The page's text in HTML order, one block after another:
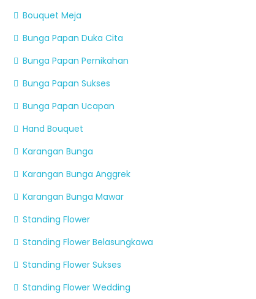
Bouquet Meja
Bunga Papan Duka Cita
Bunga Papan Pernikahan
Bunga Papan Sukses
Bunga Papan Ucapan
Hand Bouquet
Karangan Bunga
Karangan Bunga Anggrek
Karangan Bunga Mawar
Standing Flower
Standing Flower Belasungkawa
Standing Flower Sukses
Standing Flower Wedding